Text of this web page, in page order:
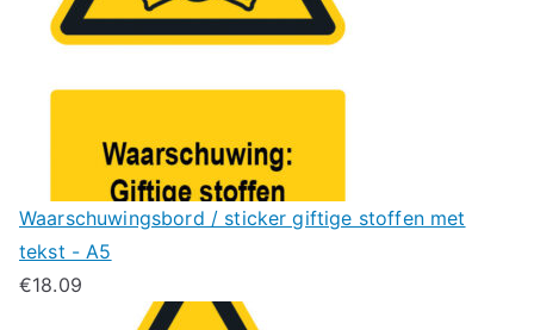
Waarschuwingsbord / sticker giftige stoffen met
tekst - A5
€18.09